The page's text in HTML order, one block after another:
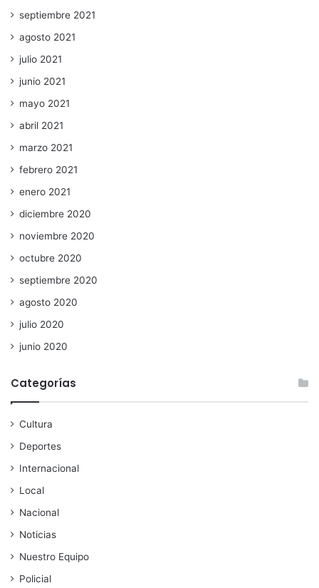
septiembre 2021
agosto 2021
julio 2021
junio 2021
mayo 2021
abril 2021
marzo 2021
febrero 2021
enero 2021
diciembre 2020
noviembre 2020
octubre 2020
septiembre 2020
agosto 2020
julio 2020
junio 2020
Categorías
Cultura
Deportes
Internacional
Local
Nacional
Noticias
Nuestro Equipo
Policial